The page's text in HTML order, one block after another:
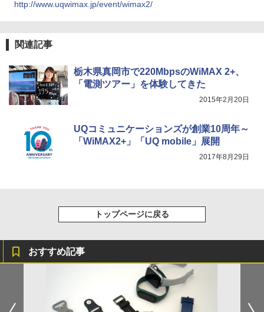
http://www.uqwimax.jp/event/wimax2/
関連記事
栃木県真岡市で220MbpsのWiMAX 2+、
「電測ツアー」を体験してきた
2015年2月20日
UQコミュニケーションズが創業10周年～
「WiMAX2+」「UQ mobile」展開
2017年8月29日
トップページに戻る
おすすめ記事